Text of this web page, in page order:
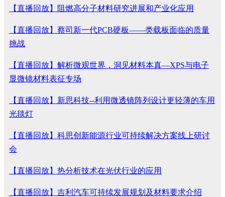
【直播回放】阻燃高分子材料研究进展和产业化应用
【直播回放】蔡司新一代PCB硬板——类载板面临的质量
挑战
【直播回放】解析微观世界，洞见材料本真—XPS与电子
显微镜材料表征专场
【直播回放】新思科技--利用微透镜阵列设计更轻薄的车用
光毯灯
【直播回放】科思创新能源行业可持续解决方案线上研讨
会
【直播回放】热分析技术在光伏行业的应用
【直播回放】吉利汽车可持续发展规划及材料要求介绍